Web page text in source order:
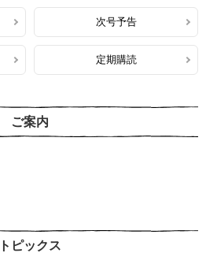
次号予告
定期購読
ご案内
トピックス